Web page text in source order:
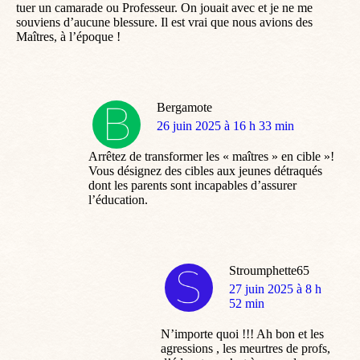
tuer un camarade ou Professeur. On jouait avec et je ne me
souviens d’aucune blessure. Il est vrai que nous avions des
Maîtres, à l’époque !
Bergamote
dit
26 juin 2025 à 16 h 33 min
Arrêtez de transformer les « maîtres » en cible »!
Vous désignez des cibles aux jeunes détraqués
dont les parents sont incapables d’assurer
l’éducation.
Stroumphette65
dit
:
27 juin 2025 à 8 h
52 min
N’importe quoi !!! Ah bon et les
agressions , les meurtres de profs,